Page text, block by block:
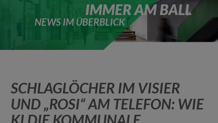
IMMER AM BALL
NEWS IM ÜBERBLICK
SCHLAGLÖCHER IM VISIER
UND „ROSI“ AM TELEFON: WIE